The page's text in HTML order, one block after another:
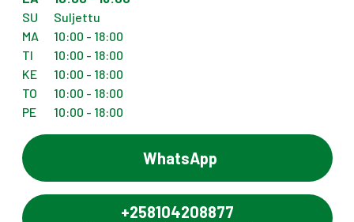
SU
Suljettu
MA
10:00 - 18:00
TI
10:00 - 18:00
KE
10:00 - 18:00
TO
10:00 - 18:00
PE
10:00 - 18:00
WhatsApp
+258104208877